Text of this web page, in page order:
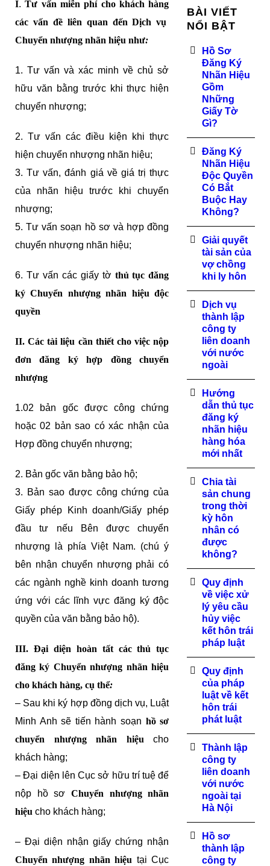
I.Tư vấn miễn phí cho khách hàng
các vấn đề liên quan đến Dịch vụ
Chuyển nhượng nhãn hiệu như:
1. Tư vấn và xác minh về chủ sở
hữu văn bằng trước khi thực hiện
chuyển nhượng;
2. Tư vấn các điều kiện khi thực
hiện chuyển nhượng nhãn hiệu;
3. Tư vấn, đánh giá về giá trị thực
của nhãn hiệu trước khi chuyển
nhượng;
5. Tư vấn soạn hồ sơ và hợp đồng
chuyển nhượng nhãn hiệu;
6. Tư vấn các giấy tờ thủ tục đăng
ký Chuyển nhượng nhãn hiệu độc
quyền
II. Các tài liệu cần thiết cho việc nộp
đơn đăng ký hợp đồng chuyển
nhượng
1.02 bản gốc được công chứng
hoặc 02 bản sao có xác nhận của
Hợp đồng chuyển nhượng;
2. Bản gốc văn bằng bảo hộ;
3. Bản sao được công chứng của
Giấy phép Kinh doanh/Giấy phép
đầu tư nếu Bên được chuyển
nhượng là phía Việt Nam. (chú ý
bên nhận chuyển nhượng phải có
các ngành nghề kinh doanh tương
ứng với các lĩnh vực đăng ký độc
quyền của văn bằng bảo hộ).
III. Đại diện hoàn tất các thủ tục
đăng ký Chuyển nhượng nhãn hiệu
cho khách hàng, cụ thể:
– Sau khi ký hợp đồng dịch vụ, Luật
Minh Anh sẽ tiến hành soạn hồ sơ
chuyển nhượng nhãn hiệu cho
khách hàng;
– Đại diện lên Cục sở hữu trí tuệ để
nộp hồ sơ Chuyển nhượng nhãn
hiệu cho khách hàng;
– Đại diện nhận giấy chứng nhận
Chuyển nhượng nhãn hiệu tại Cục
BÀI VIẾT
NỔI BẬT
Hồ Sơ
Đăng Ký
Nhãn Hiệu
Gồm
Những
Giấy Tờ
Gì?
Đăng Ký
Nhãn Hiệu
Độc Quyền
Có Bắt
Buộc Hay
Không?
Giải quyết
tài sản của
vợ chồng
khi ly hôn
Dịch vụ
thành lập
công ty
liên doanh
với nước
ngoài
Hướng
dẫn thủ tục
đăng ký
nhãn hiệu
hàng hóa
mới nhất
Chia tài
sản chung
trong thời
kỳ hôn
nhân có
được
không?
Quy định
về việc xử
lý yêu cầu
hủy việc
kết hôn trái
pháp luật
Quy định
của pháp
luật về kết
hôn trái
phát luật
Thành lập
công ty
liên doanh
với nước
ngoài tại
Hà Nội
Hồ sơ
thành lập
công ty